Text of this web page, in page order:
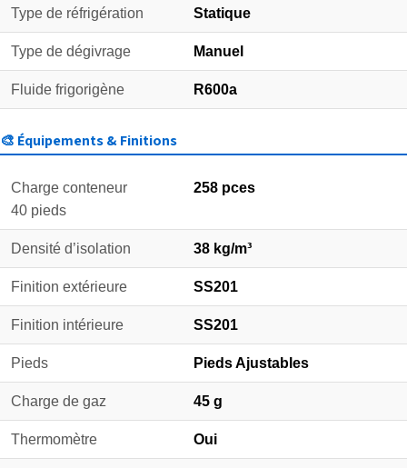
Type de réfrigération Statique
Type de dégivrage Manuel
Fluide frigorigène R600a
🎨 Équipements & Finitions
Charge conteneur
40 pieds
258 pces
Densité d’isolation 38 kg/m³
Finition extérieure SS201
Finition intérieure SS201
Pieds Pieds Ajustables
Charge de gaz 45 g
Thermomètre Oui